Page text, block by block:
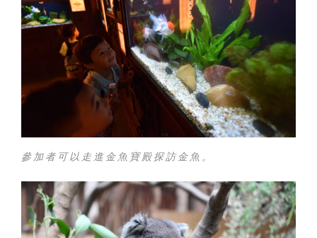
參加者可以走進金魚寶殿探訪金魚。